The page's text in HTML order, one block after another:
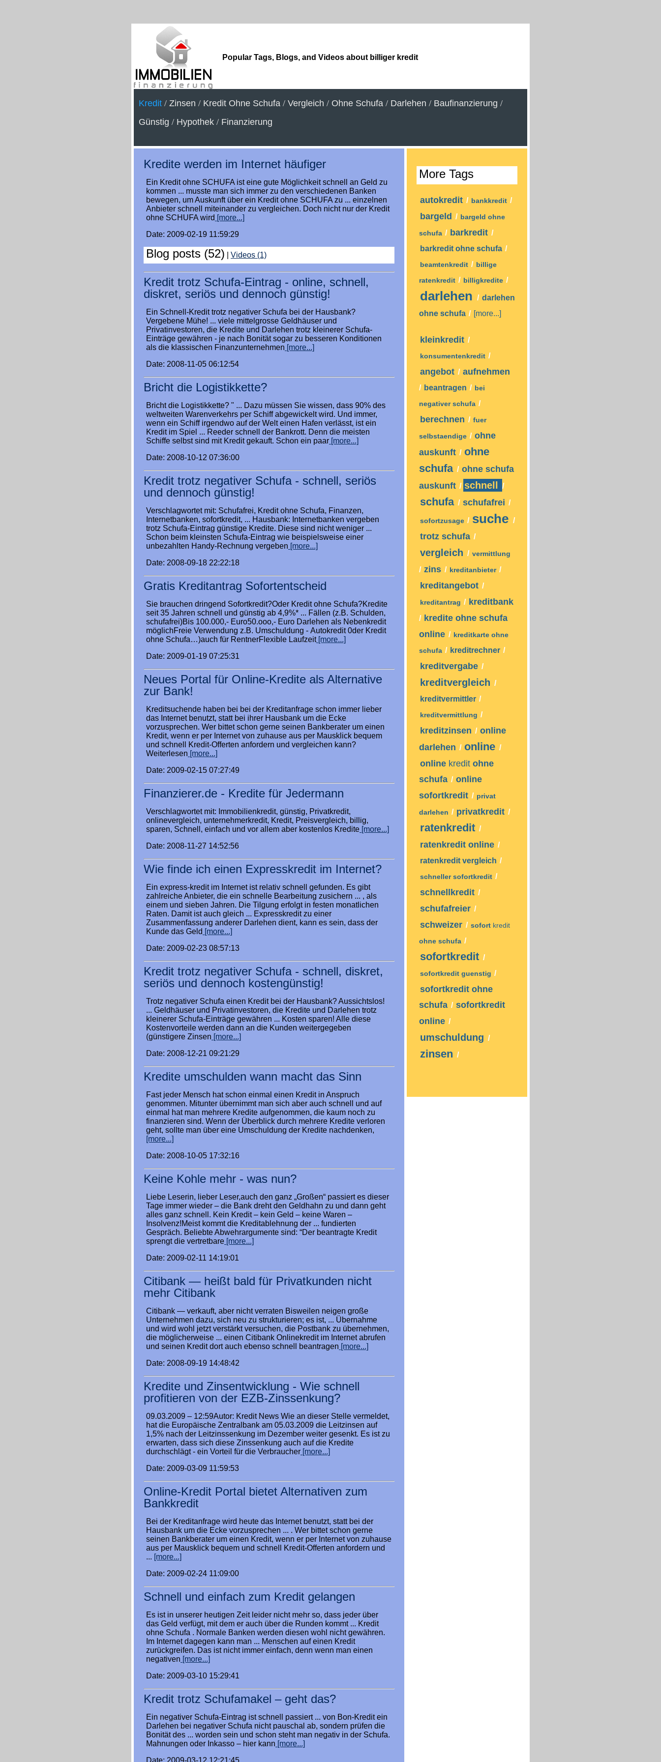
Popular Tags, Blogs, and Videos about billiger kredit
Kredit / Zinsen / Kredit Ohne Schufa / Vergleich / Ohne Schufa / Darlehen / Baufinanzierung /
Günstig / Hypothek / Finanzierung
Kredite werden im Internet häufiger
Ein Kredit ohne SCHUFA ist eine gute Möglichkeit schnell an Geld zu
kommen ... musste man sich immer zu den verschiedenen Banken
bewegen, um Auskunft über ein Kredit ohne SCHUFA zu ... einzelnen
Anbieter schnell miteinander zu vergleichen. Doch nicht nur der Kredit
ohne SCHUFA wird [more...]
Date: 2009-02-19 11:59:29
Blog posts (52) Videos (1)
Kredit trotz Schufa-Eintrag - online, schnell,
diskret, seriös und dennoch günstig!
Ein Schnell-Kredit trotz negativer Schufa bei der Hausbank?
Vergebene Mühe! ... viele mittelgrosse Geldhäuser und
Privatinvestoren, die Kredite und Darlehen trotz kleinerer Schufa-
Einträge gewähren - je nach Bonität sogar zu besseren Konditionen
als die klassischen Finanzunternehmen [more...]
Date: 2008-11-05 06:12:54
Bricht die Logistikkette?
Bricht die Logistikkette? " ... Dazu müssen Sie wissen, dass 90% des
weltweiten Warenverkehrs per Schiff abgewickelt wird. Und immer,
wenn ein Schiff irgendwo auf der Welt einen Hafen verlässt, ist ein
Kredit im Spiel ... Reeder schnell der Bankrott. Denn die meisten
Schiffe selbst sind mit Kredit gekauft. Schon ein paar [more...]
Date: 2008-10-12 07:36:00
Kredit trotz negativer Schufa - schnell, seriös
und dennoch günstig!
Verschlagwortet mit: Schufafrei, Kredit ohne Schufa, Finanzen,
Internetbanken, sofortkredit, ... Hausbank: Internetbanken vergeben
trotz Schufa-Eintrag günstige Kredite. Diese sind nicht weniger ...
Schon beim kleinsten Schufa-Eintrag wie beispielsweise einer
unbezahlten Handy-Rechnung vergeben [more...]
Date: 2008-09-18 22:22:18
Gratis Kreditantrag Sofortentscheid
Sie brauchen dringend Sofortkredit?Oder Kredit ohne Schufa?Kredite
seit 35 Jahren schnell und günstig ab 4,9%* ... Fällen (z.B. Schulden,
schufafrei)Bis 100.000,- Euro50.ooo,- Euro Darlehen als Nebenkredit
möglichFreie Verwendung z.B. Umschuldung - Autokredit 0der Kredit
ohne Schufa…)auch für RentnerFlexible Laufzeit[more...]
Date: 2009-01-19 07:25:31
Neues Portal für Online-Kredite als Alternative
zur Bank!
Kreditsuchende haben bei bei der Kreditanfrage schon immer lieber
das Internet benutzt, statt bei ihrer Hausbank um die Ecke
vorzusprechen. Wer bittet schon gerne seinen Bankberater um einen
Kredit, wenn er per Internet von zuhause aus per Mausklick bequem
und schnell Kredit-Offerten anfordern und vergleichen kann?
Weiterlesen [more...]
Date: 2009-02-15 07:27:49
Finanzierer.de - Kredite für Jedermann
Verschlagwortet mit: Immobilienkredit, günstig, Privatkredit,
onlinevergleich, unternehmerkredit, Kredit, Preisvergleich, billig,
sparen, Schnell, einfach und vor allem aber kostenlos Kredite [more...]
Date: 2008-11-27 14:52:56
Wie finde ich einen Expresskredit im Internet?
Ein express-kredit im Internet ist relativ schnell gefunden. Es gibt
zahlreiche Anbieter, die ein schnelle Bearbeitung zusichern ... , als
einem und sieben Jahren. Die Tilgung erfolgt in festen monatlichen
Raten. Damit ist auch gleich ... Expresskredit zu einer
Zusammenfassung anderer Darlehen dient, kann es sein, dass der
Kunde das Geld [more...]
Date: 2009-02-23 08:57:13
Kredit trotz negativer Schufa - schnell, diskret,
seriös und dennoch kostengünstig!
Trotz negativer Schufa einen Kredit bei der Hausbank? Aussichtslos!
... Geldhäuser und Privatinvestoren, die Kredite und Darlehen trotz
kleinerer Schufa-Einträge gewähren ... Kosten sparen! Alle diese
Kostenvorteile werden dann an die Kunden weitergegeben
(günstigere Zinsen [more...]
Date: 2008-12-21 09:21:29
Kredite umschulden wann macht das Sinn
Fast jeder Mensch hat schon einmal einen Kredit in Anspruch
genommen. Mitunter übernimmt man sich aber auch schnell und auf
einmal hat man mehrere Kredite aufgenommen, die kaum noch zu
finanzieren sind. Wenn der Überblick durch mehrere Kredite verloren
geht, sollte man über eine Umschuldung der Kredite nachdenken,
[more...]
Date: 2008-10-05 17:32:16
Keine Kohle mehr - was nun?
Liebe Leserin, lieber Leser,auch den ganz „Großen“ passiert es dieser
Tage immer wieder – die Bank dreht den Geldhahn zu und dann geht
alles ganz schnell. Kein Kredit – kein Geld – keine Waren –
Insolvenz!Meist kommt die Kreditablehnung der ... fundierten
Gespräch. Beliebte Abwehrargumente sind: “Der beantragte Kredit
sprengt die vertretbare [more...]
Date: 2009-02-11 14:19:01
Citibank — heißt bald für Privatkunden nicht
mehr Citibank
Citibank — verkauft, aber nicht verraten Bisweilen neigen große
Unternehmen dazu, sich neu zu strukturieren; es ist, ... Übernahme
und wird wohl jetzt verstärkt versuchen, die Postbank zu übernehmen,
die möglicherweise ... einen Citibank Onlinekredit im Internet abrufen
und seinen Kredit dort auch ebenso schnell beantragen [more...]
Date: 2008-09-19 14:48:42
Kredite und Zinsentwicklung - Wie schnell
profitieren von der EZB-Zinssenkung?
09.03.2009 – 12:59Autor: Kredit News Wie an dieser Stelle vermeldet,
hat die Europäische Zentralbank am 05.03.2009 die Leitzinsen auf
1,5% nach der Leitzinssenkung im Dezember weiter gesenkt. Es ist zu
erwarten, dass sich diese Zinssenkung auch auf die Kredite
durchschlägt - ein Vorteil für die Verbraucher [more...]
Date: 2009-03-09 11:59:53
Online-Kredit Portal bietet Alternativen zum
Bankkredit
Bei der Kreditanfrage wird heute das Internet benutzt, statt bei der
Hausbank um die Ecke vorzusprechen ... . Wer bittet schon gerne
seinen Bankberater um einen Kredit, wenn er per Internet von zuhause
aus per Mausklick bequem und schnell Kredit-Offerten anfordern und
... [more...]
Date: 2009-02-24 11:09:00
Schnell und einfach zum Kredit gelangen
Es ist in unserer heutigen Zeit leider nicht mehr so, dass jeder über
das Geld verfügt, mit dem er auch über die Runden kommt ... Kredit
ohne Schufa . Normale Banken werden diesen wohl nicht gewähren.
Im Internet dagegen kann man ... Menschen auf einen Kredit
zurückgreifen. Das ist nicht immer einfach, denn wenn man einen
negativen [more...]
Date: 2009-03-10 15:29:41
Kredit trotz Schufamakel – geht das?
Ein negativer Schufa-Eintrag ist schnell passiert ... von Bon-Kredit ein
Darlehen bei negativer Schufa nicht pauschal ab, sondern prüfen die
Bonität des ... worden sein und schon steht man negativ in der Schufa.
Mahnungen oder Inkasso – hier kann [more...]
Date: 2009-03-12 12:21:45
More Tags
autokredit / bankkredit /
bargeld / bargeld ohne
schufa / barkredit /
barkredit ohne schufa /
beamtenkredit / billige
ratenkredit / billigkredite /
darlehen / darlehen
ohne schufa / [more...]
kleinkredit /
konsumentenkredit /
angebot / aufnehmen
/ beantragen / bei
negativer schufa /
berechnen / fuer
selbstaendige / ohne
auskunft / ohne
schufa / ohne schufa
auskunft / schnell /
schufa / schufafrei /
sofortzusage / suche /
trotz schufa /
vergleich / vermittlung
/ zins / kreditanbieter /
kreditangebot /
kreditantrag / kreditbank
/ kredite ohne schufa
online / kreditkarte ohne
schufa / kreditrechner /
kreditvergabe /
kreditvergleich /
kreditvermittler /
kreditvermittlung /
kreditzinsen / online
darlehen / online /
online kredit ohne
schufa / online
sofortkredit / privat
darlehen / privatkredit /
ratenkredit /
ratenkredit online /
ratenkredit vergleich /
schneller sofortkredit /
schnellkredit /
schufafreier /
schweizer / sofort kredit
ohne schufa /
sofortkredit /
sofortkredit guenstig /
sofortkredit ohne
schufa / sofortkredit
online /
umschuldung /
zinsen /